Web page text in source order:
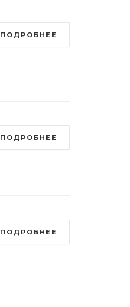
ПОДРОБНЕЕ
ПОДРОБНЕЕ
ПОДРОБНЕЕ